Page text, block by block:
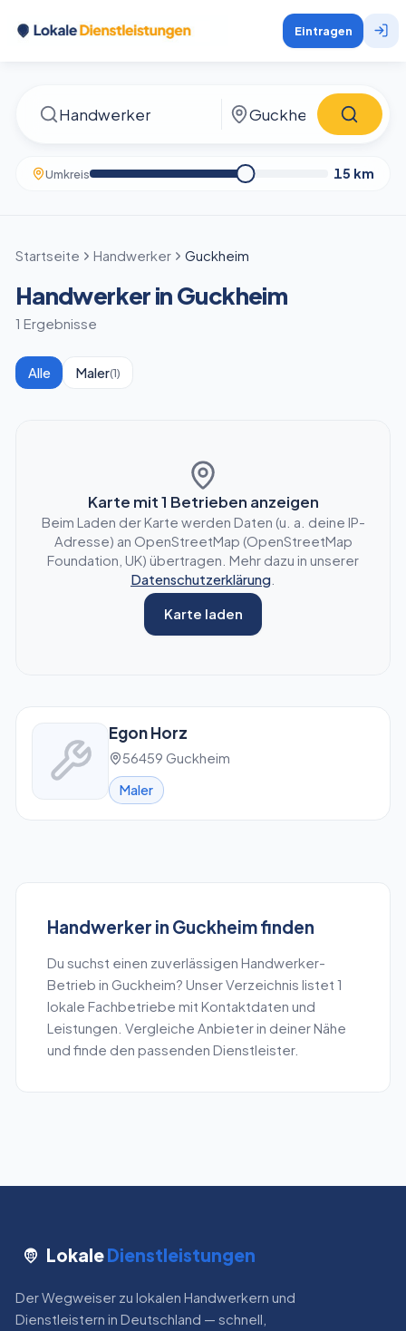
Eintragen
Umkreis 15 km
Startseite Handwerker Guckheim
Handwerker in Guckheim
1 Ergebnisse
Alle Maler(1)
Karte mit1 Betrieben anzeigen
Beim Laden der Karte werden Daten (u. a. deine IP-
Adresse) an OpenStreetMap (OpenStreetMap
Foundation, UK) übertragen. Mehr dazu in unserer
Datenschutzerklärung
Karte laden
Egon Horz
56459 Guckheim
Maler
Handwerker in Guckheimfinden
Du suchst einen zuverlässigen Handwerker-
Betrieb in Guckheim? Unser Verzeichnis listet 1
lokale Fachbetriebe mit Kontaktdaten und
Leistungen. Vergleiche Anbieter in deiner Nähe
und finde den passenden Dienstleister.
LokaleDienstleistungen
Der Wegweiser zu lokalen Handwerkern und
Dienstleistern in Deutschland — schnell,